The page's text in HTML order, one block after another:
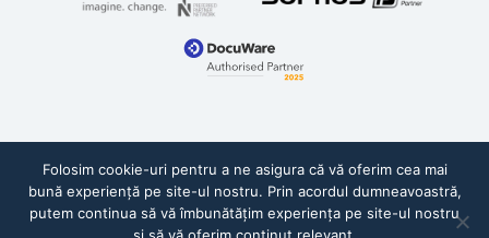
Politica de confidențialitate Termeni și condiții
Folosim cookie-uri pentru a ne asigura că vă oferim cea mai
bună experiență pe site-ul nostru. Prin acordul dumneavoastră,
putem continua să vă îmbunătățim experiența pe site-ul nostru